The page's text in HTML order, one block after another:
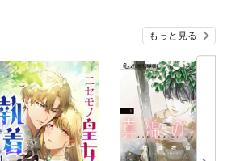
もっと見る